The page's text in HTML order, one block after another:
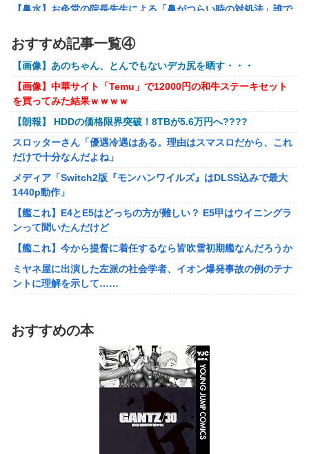
【画像】『金田一少年の事件簿』で好きな死体ランキング１
位がこちら！
【ウマ娘】夜に食べるアイスおいち！「きーん」ってする
ち。
【にじさんじ】本日20時から、ののはとあゆゆでコラボ！
部屋作りゲーム、確率で出現するイカを見るとクラッシュす
る不具合が発生
【鼻水】お灸堂の院長先生による「鼻がつらい時の対処法」誰で
メディア「Switch2版『モンハンワイルズ』はDLSS込みで最大
1440p動作」
【艦これ】E4とE5はどっちの方が難しい？ E5甲はウイニングラ
ンって聞いたんだけど
【艦これ】今から提督に着任するなら皆吹雪初期艦なんだろうか
【ライザのアトリエ】キューズQ「ライザ(ライザリン・シュタウ
ト)ウェディングStyle」フィギュア【予約開始】
【〈物語〉シリーズ】セガ「忍野忍」「斧乃木余接」プライズフ
ィギュア【彩色原型公開】
【バンダイ】「食玩」「プライズ」「ガシャポン」2026年8月発
売商品【発売スケジュール】
結婚相談所職員さん、子なし女にド正論を述べてしまう…
週間少年ジャンプのグッズ(43億円分)を注文してキャンセルした
32歳女が逮捕
今年3月のベントレーひき逃げ事件で逮捕された男、韓国籍だっ
け投稿など嘘だらけｗｗｗｗｗｗｗｗ
【悲報】桐谷さん「人生かけて7億円貯めたのにガンで死ぬか
も。もっと素直に遊べばよかった。」
れいわ新選組、党名変更を発表 新党名は...
精神科に通院してるけど「ヤンキー・ギャル・体育会系・茶髪や
金髪の人」を待合室で一度も見たことない
ミヤネ屋に出演した左派の社会学者、イオン爆発事故の例のテナ
おすすめ記事一覧④
【画像】あのちゃん、とんでもないデカ尻を晒す・・・
【画像】中華サイト「Temu」で12000円の和牛ステーキセット
を買ってみた結果ｗｗｗｗ
【朗報】 HDDの価格限界突破！8TBが5.6万円へ????
スロッターさん「優遇冷遇はある。理由はスマスロだから、これ
だけで十分なんだよね」
メディア「Switch2版『モンハンワイルズ』はDLSS込みで最大
1440p動作」
【艦これ】E4とE5はどっちの方が難しい？ E5甲はウイニングラ
ンって聞いたんだけど
【艦これ】今から提督に着任するなら皆吹雪初期艦なんだろうか
ミヤネ屋に出演した左派の社会学者、イオン爆発事故の例のテナ
ントに理解を示して……
「こんな事になるんやから強制置き配は止めておくべき」とユー
ザーがドン引き、UberEatsが導入した強制置き配が起こしたの
女さん、ワンピースグッズを大量注文→全キャンセルで逮捕ｗｗ
【日向坂46】 かほりん、ありのままの姿・・・【藤嶌果歩1st写
【画像】スト6に彗星の如く現れたフィリピン人キャラが可愛す
おすすめの本